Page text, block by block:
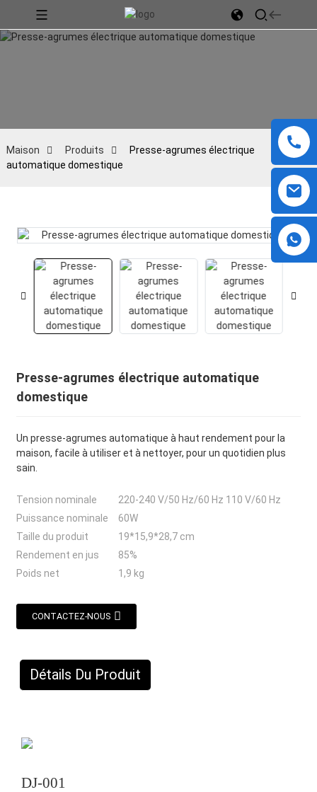
Maison Produits
Presse-agrumes électrique
automatique domestique
Presse-agrumes électrique automatique
domestique
Un presse-agrumes automatique à haut rendement pour la
maison, facile à utiliser et à nettoyer, pour un quotidien plus
sain.
Tension nominale
220-240 V/50 Hz/60 Hz 110 V/60 Hz
Puissance nominale
60W
Taille du produit
19*15,9*28,7 cm
Rendement en jus
85%
Poids net
1,9 kg
CONTACTEZ-NOUS
Détails Du Produit
DJ-001